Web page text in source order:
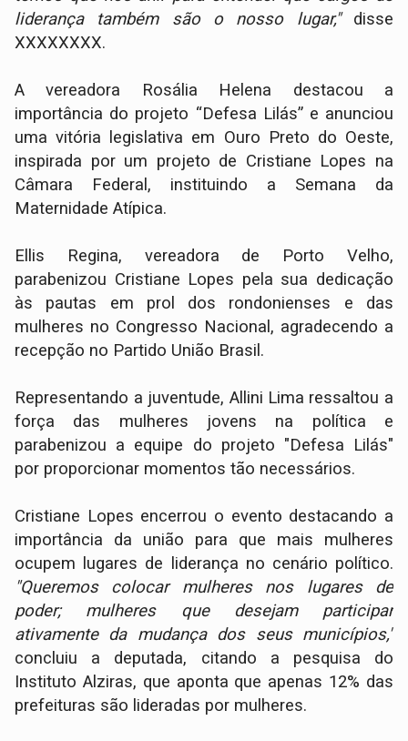
liderança também são o nosso lugar,"disse
XXXXXXXX.
A vereadora Rosália Helena destacou a
importância do projeto “Defesa Lilás” e anunciou
uma vitória legislativa em Ouro Preto do Oeste,
inspirada por um projeto de Cristiane Lopes na
Câmara Federal, instituindo a Semana da
Maternidade Atípica.
Ellis Regina, vereadora de Porto Velho,
parabenizou Cristiane Lopes pela sua dedicação
às pautas em prol dos rondonienses e das
mulheres no Congresso Nacional, agradecendo a
recepção no Partido União Brasil.
Representando a juventude, Allini Lima ressaltou a
força das mulheres jovens na política e
parabenizou a equipe do projeto "Defesa Lilás"
por proporcionar momentos tão necessários.
Cristiane Lopes encerrou o evento destacando a
importância da união para que mais mulheres
ocupem lugares de liderança no cenário político.
"Queremos colocar mulheres nos lugares de
poder; mulheres que desejam participar
ativamente da mudança dos seus municípios,"
concluiu a deputada, citando a pesquisa do
Instituto Alziras, que aponta que apenas 12% das
prefeituras são lideradas por mulheres.